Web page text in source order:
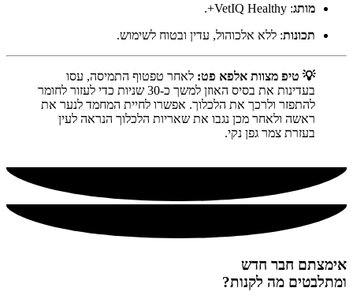
מותג: VetIQ Healthy+.
תכונות: ללא אלכוהול, עדין ובטוח לשימוש.
💡 טיפ מצוות אלפא פט: לאחר טפטוף התמיסה, עסו
בעדינות את בסיס האוזן למשך כ-30 שניות כדי לעזור לחומר
להתפזר ולרכך את הלכלוך. אפשרו לחיית המחמד לנער את
ראשה ולאחר מכן נגבו את שאריות הלכלוך הנראה לעין
בעזרת צמר גפן נקי.
אימצתם חבר חדש
ומתלבטים מה לקנות?